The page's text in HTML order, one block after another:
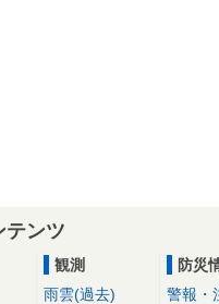
テンツ
観測
雨雲(過去)
防災
警報・